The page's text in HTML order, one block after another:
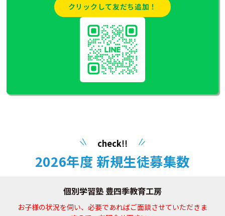
クリックして友だち追加！
check!!
2026年度 新規生徒募集数
個別学習塾 豊四季教育工房
お子様の状況を伺い、必要であればご面談させていただきま